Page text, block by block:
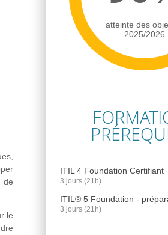
de
le
atteinte des
2025/2026
ITIL 4 Foundation Certifiant
3 jours (21h)
ITIL® 5 Foundation -
3 jours (21h)